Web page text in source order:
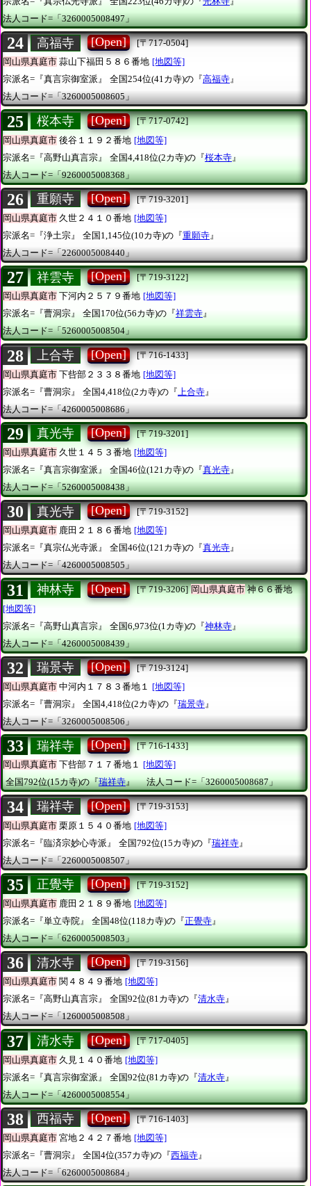
法人コード=「3260005008497」
24 高福寺 [Open]
[〒717-0504]
岡山県真庭市 蒜山下福田５８６番地 [地図等]
宗派名=『真言宗御室派』
全国254位(41カ寺)の『高福寺』
法人コード=「3260005008605」
25 桜本寺 [Open]
[〒717-0742]
岡山県真庭市 後谷１１９２番地 [地図等]
宗派名=『高野山真言宗』
全国4,418位(2カ寺)の『桜本寺 』
法人コード=「9260005008368」
26 重願寺 [Open]
[〒719-3201]
岡山県真庭市 久世２４１０番地 [地図等]
宗派名=『浄土宗』
全国1,145位(10カ寺)の『重願寺 』
法人コード=「2260005008440」
27 祥雲寺 [Open]
[〒719-3122]
岡山県真庭市 下河内２５７９番地 [地図等]
宗派名=『曹洞宗』
全国170位(56カ寺)の『祥雲寺』
法人コード=「5260005008504」
28 上合寺 [Open]
[〒716-1433]
岡山県真庭市 下呰部２３３８番地 [地図等]
宗派名=『曹洞宗』
全国4,418位(2カ寺)の『 上合寺 』
法人コード=「4260005008686」
29 真光寺 [Open]
[〒719-3201]
岡山県真庭市 久世１４５３番地 [地図等]
宗派名=『真言宗御室派』
全国46位(121カ寺)の『真光寺 』
法人コード=「5260005008438」
30 真光寺 [Open]
[〒719-3152]
岡山県真庭市 鹿田２１８６番地 [地図等]
宗派名=『真宗仏光寺派』
全国46位(121カ寺)の『真光寺』
法人コード=「4260005008505」
31 神林寺 [Open] [〒719-3206] 岡山県真庭市神６６番地
[地図等]
宗派名=『高野山真言宗』
全国6,973位(1カ寺)の『神林寺 』
法人コード=「4260005008439」
32 瑞景寺 [Open]
[〒719-3124]
岡山県真庭市 中河内１７８３番地１
[地図等]
宗派名=『曹洞宗』
全国4,418位(2カ寺)の『瑞景寺 』
法人コード=「3260005008506」
33 瑞祥寺 [Open]
[〒716-1433]
岡山県真庭市 下呰部７１７番地１ [地図等]
全国792位(15カ寺)の『瑞祥寺』 法人コード=「3260005008687」
34 瑞祥寺 [Open]
[〒719-3153]
岡山県真庭市 栗原１５４０番地 [地図等]
宗派名=『臨済宗妙心寺派』
全国792位(15カ寺)の『瑞祥寺 』
法人コード=「2260005008507」
35 正覺寺 [Open]
[〒719-3152]
岡山県真庭市 鹿田２１８９番地 [地図等]
宗派名=『単立寺院』
全国48位(118カ寺)の『正覺寺 』
法人コード=「6260005008503」
36 清水寺 [Open]
[〒719-3156]
岡山県真庭市 関４８４９番地 [地図等]
宗派名=『高野山真言宗』
全国92位(81カ寺)の『清水寺』
法人コード=「1260005008508」
37 清水寺 [Open]
[〒717-0405]
岡山県真庭市 久見１４０番地 [地図等]
宗派名=『真言宗御室派』
全国92位(81カ寺)の『清水寺 』
法人コード=「4260005008554」
38 西福寺 [Open]
[〒716-1403]
岡山県真庭市 宮地２４２７番地 [地図等]
宗派名=『曹洞宗』
全国4位(357カ寺)の『西福寺 』
法人コード=「6260005008684」